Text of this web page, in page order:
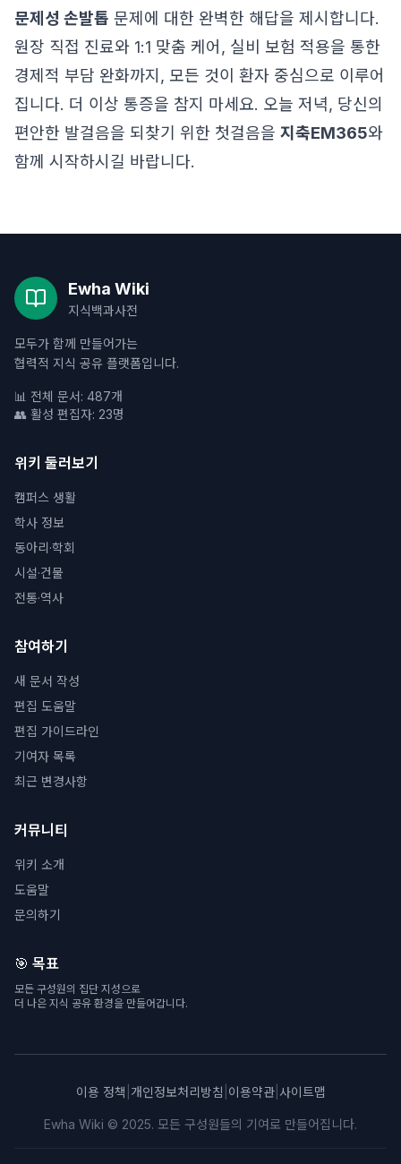
문제성 손발톱 문제에 대한 완벽한 해답을 제시합니다.
원장 직접 진료와 1:1 맞춤 케어, 실비 보험 적용을 통한
경제적 부담 완화까지, 모든 것이 환자 중심으로 이루어
집니다. 더 이상 통증을 참지 마세요. 오늘 저녁, 당신의
편안한 발걸음을 되찾기 위한 첫걸음을 지축EM365와
함께 시작하시길 바랍니다.
Ewha Wiki
지식백과사전
모두가 함께 만들어가는
협력적 지식 공유 플랫폼입니다.
📊 전체 문서: 487개
👥 활성 편집자: 23명
위키 둘러보기
캠퍼스 생활
학사 정보
동아리·학회
시설·건물
전통·역사
참여하기
새 문서 작성
편집 도움말
편집 가이드라인
기여자 목록
최근 변경사항
커뮤니티
위키 소개
도움말
문의하기
🎯 목표
모든 구성원의 집단 지성으로
더 나은 지식 공유 환경을 만들어갑니다.
이용 정책 개인정보처리방침 이용약관| 사이트맵
Ewha Wiki © 2025. 모든 구성원들의 기여로 만들어집니다.